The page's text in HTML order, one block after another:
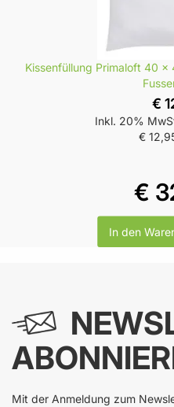
Kissenfüllung Primaloft 40
€
Inkl. 20%
€
€
In den
Mit der Anmeldung zum